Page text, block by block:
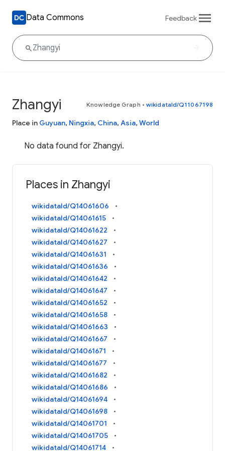
Data Commons Feedback
Zhangyi Knowledge Graph • wikidataId/Q11067198
Place in Guyuan, Ningxia, China, Asia, World
No data found for Zhangyi.
Places in Zhangyi
wikidataId/Q14061606
wikidataId/Q14061615
wikidataId/Q14061622
wikidataId/Q14061627
wikidataId/Q14061631
wikidataId/Q14061636
wikidataId/Q14061642
wikidataId/Q14061647
wikidataId/Q14061652
wikidataId/Q14061658
wikidataId/Q14061663
wikidataId/Q14061667
wikidataId/Q14061671
wikidataId/Q14061677
wikidataId/Q14061682
wikidataId/Q14061686
wikidataId/Q14061694
wikidataId/Q14061698
wikidataId/Q14061701
wikidataId/Q14061705
wikidataId/Q14061714